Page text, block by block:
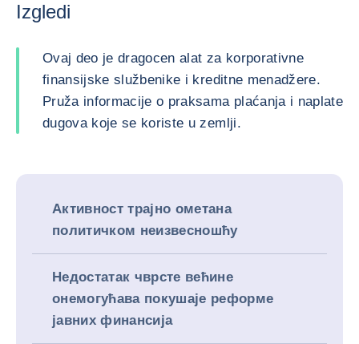
Izgledi
Ovaj deo je dragocen alat za korporativne
finansijske službenike i kreditne menadžere.
Pruža informacije o praksama plaćanja i naplate
dugova koje se koriste u zemlji.
Активност трајно ометана
политичком неизвесношћу
Недостатак чврсте већине
онемогућава покушаје реформе
јавних финансија